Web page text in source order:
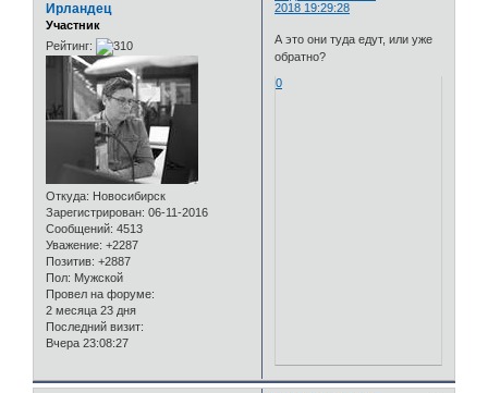
2018 19:29:28
Ирландец
Участник
Рейтинг:
Откуда: Новосибирск
Зарегистрирован: 06-11-2016
Сообщений: 4513
Уважение: +2287
Позитив: +2887
Пол: Мужской
Провел на форуме:
2 месяца 23 дня
Последний визит:
Вчера 23:08:27
А это они туда едут, или уже
обратно?
0